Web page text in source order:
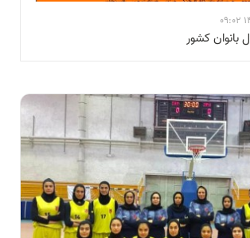
بانوان کشور